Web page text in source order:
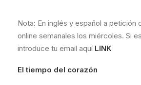
Nota: En inglés y español a petición
online semanales los miércoles. Si
introduce tu email aquí LINK
El tiempo del corazón